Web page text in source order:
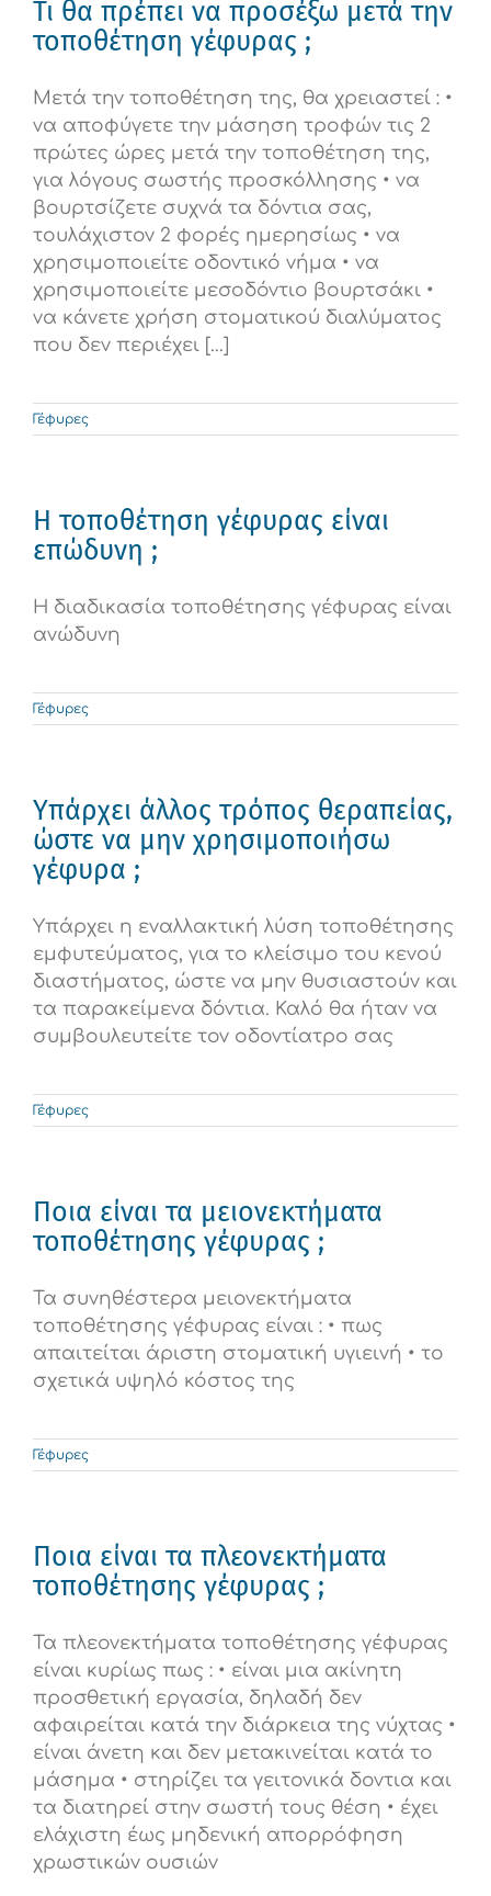
Τι θα πρέπει να προσέξω μετά την
τοποθέτηση γέφυρας ;
Μετά την τοποθέτηση της, θα χρειαστεί : •
να αποφύγετε την μάσηση τροφών τις 2
πρώτες ώρες μετά την τοποθέτηση της,
για λόγους σωστής προσκόλλησης • να
βουρτσίζετε συχνά τα δόντια σας,
τουλάχιστον 2 φορές ημερησίως • να
χρησιμοποιείτε οδοντικό νήμα • να
χρησιμοποιείτε μεσοδόντιο βουρτσάκι •
να κάνετε χρήση στοματικού διαλύματος
που δεν περιέχει [...]
Γέφυρες
Η τοποθέτηση γέφυρας είναι
επώδυνη ;
Η διαδικασία τοποθέτησης γέφυρας είναι
ανώδυνη
Γέφυρες
Υπάρχει άλλος τρόπος θεραπείας,
ώστε να μην χρησιμοποιήσω
γέφυρα ;
Υπάρχει η εναλλακτική λύση τοποθέτησης
εμφυτεύματος, για το κλείσιμο του κενού
διαστήματος, ώστε να μην θυσιαστούν και
τα παρακείμενα δόντια. Καλό θα ήταν να
συμβουλευτείτε τον οδοντίατρο σας
Γέφυρες
Ποια είναι τα μειονεκτήματα
τοποθέτησης γέφυρας ;
Τα συνηθέστερα μειονεκτήματα
τοποθέτησης γέφυρας είναι : • πως
απαιτείται άριστη στοματική υγιεινή • το
σχετικά υψηλό κόστος της
Γέφυρες
Ποια είναι τα πλεονεκτήματα
τοποθέτησης γέφυρας ;
Τα πλεονεκτήματα τοποθέτησης γέφυρας
είναι κυρίως πως : • είναι μια ακίνητη
προσθετική εργασία, δηλαδή δεν
αφαιρείται κατά την διάρκεια της νύχτας •
είναι άνετη και δεν μετακινείται κατά το
μάσημα • στηρίζει τα γειτονικά δοντια και
τα διατηρεί στην σωστή τους θέση • έχει
ελάχιστη έως μηδενική απορρόφηση
χρωστικών ουσιών